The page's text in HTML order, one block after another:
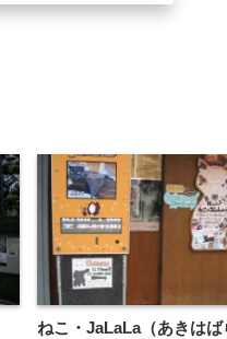
ねこ・JaLaLa（あきはば